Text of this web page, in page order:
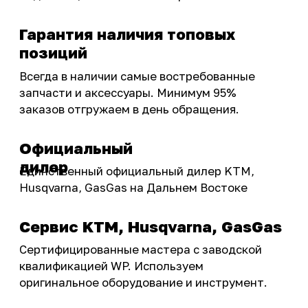
OSSPORT.RU
Интернет-магазин с реальными
эксклюзивными акциями для тех, кто с нами!
Следите за обновлениями в нашем профиле:
Шины и диски
Защита мотоцикла
Экипировка и одежда
Масла и химия
Новинки
КАТАЛОГ